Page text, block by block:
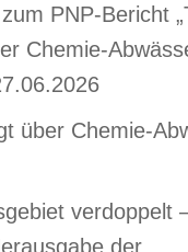
PNP-Bericht
Chemie-
über Chemie-
verdoppelt
der